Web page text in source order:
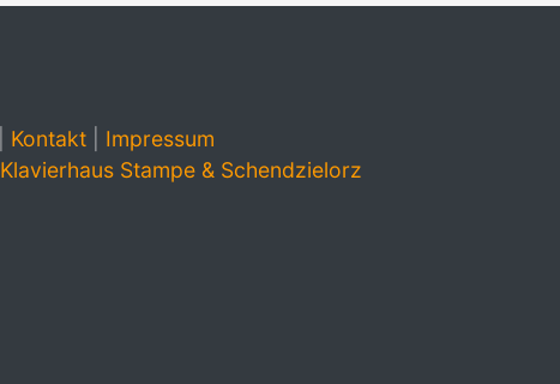
Kontakt| Impressum
Klavierhaus Stampe & Schendzielorz